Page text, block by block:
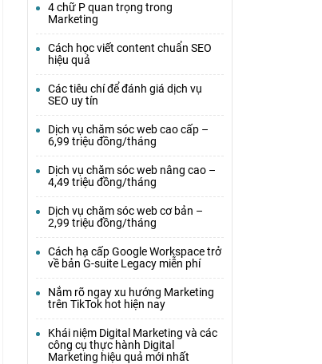
4 chữ P quan trọng trong
Marketing
Cách học viết content chuẩn SEO
hiệu quả
Các tiêu chí để đánh giá dịch vụ
SEO uy tín
Dịch vụ chăm sóc web cao cấp –
6,99 triệu đồng/tháng
Dịch vụ chăm sóc web nâng cao –
4,49 triệu đồng/tháng
Dịch vụ chăm sóc web cơ bản –
2,99 triệu đồng/tháng
Cách hạ cấp Google Workspace trở
về bản G-suite Legacy miễn phí
Nắm rõ ngay xu hướng Marketing
trên TikTok hot hiện nay
Khái niệm Digital Marketing và các
công cụ thực hành Digital
Marketing hiệu quả mới nhất